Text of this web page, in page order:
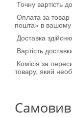
Точну вартість
Оплата за товар
пошта» в вашому
Доставка
Вартість
Комісія за
товару, який